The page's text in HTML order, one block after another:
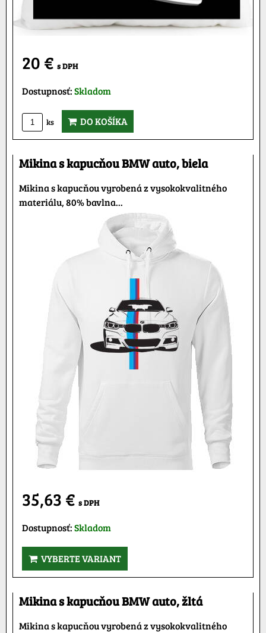
20 € s DPH
Dostupnosť:Skladom
ks DO KOŠÍKA
Mikina s kapucňou BMW auto, biela
Mikina s kapucňou vyrobená z vysokokvalitného
materiálu, 80% bavlna...
35,63 € s DPH
Dostupnosť:Skladom
VYBERTE VARIANT
Mikina s kapucňou BMW auto, žltá
Mikina s kapucňou vyrobená z vysokokvalitného